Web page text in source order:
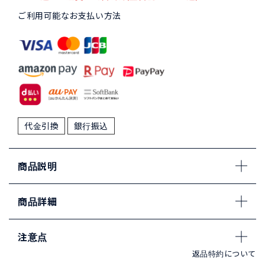
ご利用可能なお支払い方法
代金引換 銀行振込
商品説明
商品詳細
注意点
返品特約について